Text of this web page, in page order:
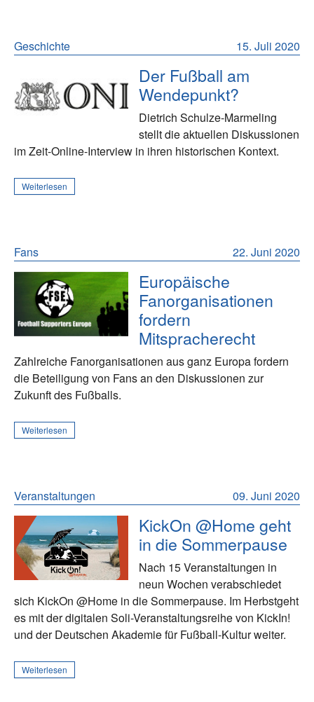
15. Juli 2020
Geschichte
Der Fußball am
Wendepunkt?
Dietrich Schulze-Marmeling
stellt die aktuellen Diskussionen
im Zeit-Online-Interview in ihren historischen Kontext.
Weiterlesen
22. Juni 2020
Fans
Europäische
Fanorganisationen
fordern
Mitspracherecht
Zahlreiche Fanorganisationen aus ganz Europa fordern
die Beteiligung von Fans an den Diskussionen zur
Zukunft des Fußballs.
Weiterlesen
09. Juni 2020
Veranstaltungen
KickOn @Home geht
in die Sommerpause
Nach 15 Veranstaltungen in
neun Wochen verabschiedet
sich KickOn @Home in die Sommerpause. Im Herbstgeht
es mit der digitalen Soli-Veranstaltungsreihe von KickIn!
und der Deutschen Akademie für Fußball-Kultur weiter.
Weiterlesen